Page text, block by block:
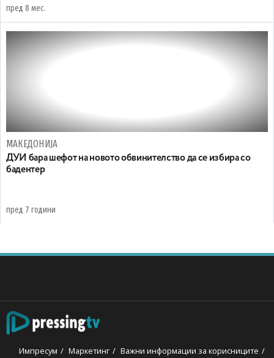
пред 8 мес.
МАКЕДОНИЈА
ДУИ бара шефот на новото обвинителство да се избира со
бадентер
пред 7 години
Импресум Маркетинг
Важни информации за корисниците